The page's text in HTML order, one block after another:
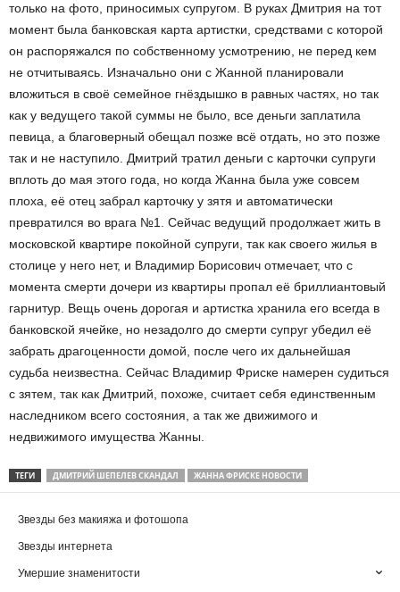
только на фото, приносимых супругом. В руках Дмитрия на тот
момент была банковская карта артистки, средствами с которой
он распоряжался по собственному усмотрению, не перед кем
не отчитываясь. Изначально они с Жанной планировали
вложиться в своё семейное гнёздышко в равных частях, но так
как у ведущего такой суммы не было, все деньги заплатила
певица, а благоверный обещал позже всё отдать, но это позже
так и не наступило. Дмитрий тратил деньги с карточки супруги
вплоть до мая этого года, но когда Жанна была уже совсем
плоха, её отец забрал карточку у зятя и автоматически
превратился во врага №1. Сейчас ведущий продолжает жить в
московской квартире покойной супруги, так как своего жилья в
столице у него нет, и Владимир Борисович отмечает, что с
момента смерти дочери из квартиры пропал её бриллиантовый
гарнитур. Вещь очень дорогая и артистка хранила его всегда в
банковской ячейке, но незадолго до смерти супруг убедил её
забрать драгоценности домой, после чего их дальнейшая
судьба неизвестна. Сейчас Владимир Фриске намерен судиться
с зятем, так как Дмитрий, похоже, считает себя единственным
наследником всего состояния, а так же движимого и
недвижимого имущества Жанны.
ТЕГИ ДМИТРИЙ ШЕПЕЛЕВ СКАНДАЛ ЖАННА ФРИСКЕ НОВОСТИ
Звезды без макияжа и фотошопа
Звезды интернета
Умершие знаменитости